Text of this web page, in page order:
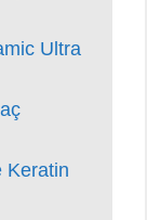
Ultra
Keratin